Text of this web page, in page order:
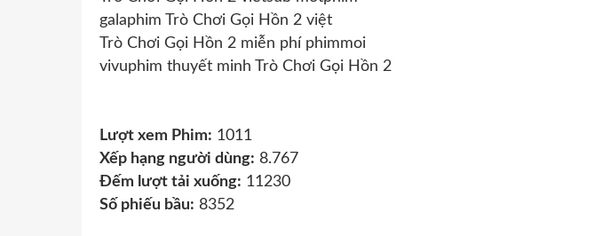
galaphim Trò Chơi Gọi Hồn 2 việt
Trò Chơi Gọi Hồn 2 miễn phí phimmoi
vivuphim thuyết minh Trò Chơi Gọi Hồn 2
Lượt xem Phim: 1011
Xếp hạng người dùng: 8.767
Đếm lượt tải xuống: 11230
Số phiếu bầu: 8352